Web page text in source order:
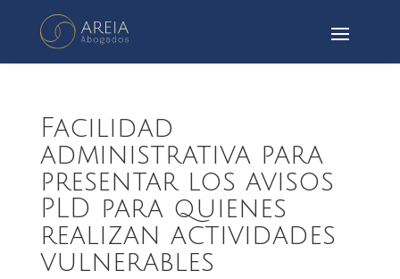
Facilidad
administrativa para
presentar los avisos
PLD para quienes
realizan actividades
vulnerables